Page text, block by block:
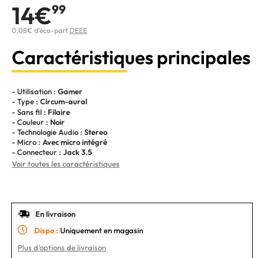
14€99
0,08€ d'éco-part DEEE
Caractéristiques principales
- Utilisation : Gamer
- Type : Circum-aural
- Sans fil : Filaire
- Couleur : Noir
- Technologie Audio : Stereo
- Micro : Avec micro intégré
- Connecteur : Jack 3.5
Voir toutes les caractéristiques
En livraison
Dispo : Uniquement en magasin
Plus d'options de livraison